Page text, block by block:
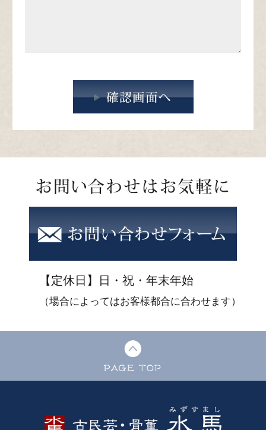
【定休日】日・祝・年末年始
（場合によってはお客様都合に合わせます）